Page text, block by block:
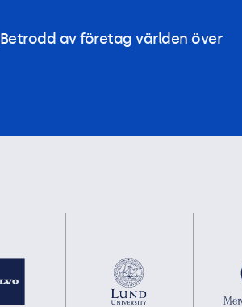
Betrodd av företag världen över